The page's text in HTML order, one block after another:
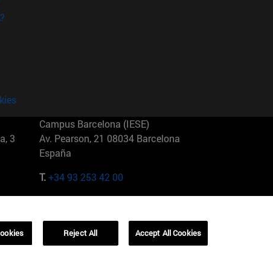
3
Campus Barcelona (IESE)
Av. Pearson, 21 08034 Barcelona
España
T.+34 93 253 42 00
01321001 Bela Vista Brasil
Reject All Accept All Cookies